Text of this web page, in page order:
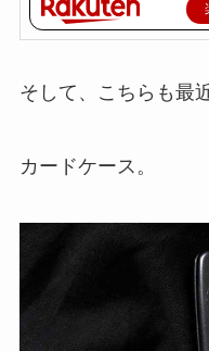
そして、こちらも最
カードケース。